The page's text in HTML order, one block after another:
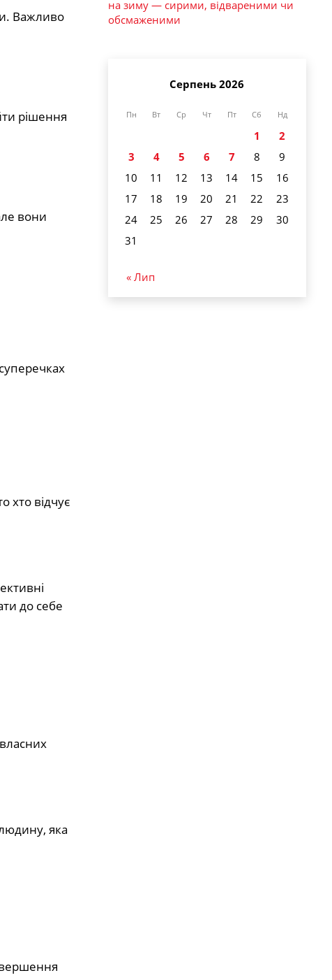
Важливо
рішення
вони
хто відчує
до себе
яка
на зиму — сирими, відвареними чи
обсмаженими
Серпень 2026
Пн Вт Ср Чт Пт Сб Нд
1
2
3
4 5 6 7 8
9
10
11 12 13 14 15
16
17
18 19 20 21 22
23
24
25 26 27 28 29
30
31
« Лип